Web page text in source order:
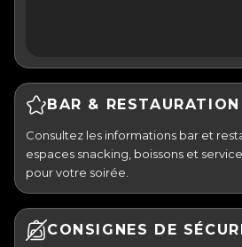
BAR & RESTAURATION
Consultez les informations bar et
espaces snacking, boissons et
pour votre soirée.
CONSIGNES DE